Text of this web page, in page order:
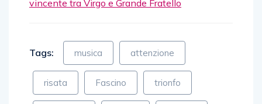
vincente tra Virgo e Grande Fratello
Tags: musica attenzione
risata Fascino trionfo